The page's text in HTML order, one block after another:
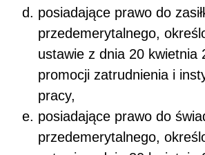
posiadające prawo do
przedemerytalnego,
ustawie z dnia 20 kwietnia
promocji zatrudnienia i
pracy,
posiadające prawo do
przedemerytalnego,